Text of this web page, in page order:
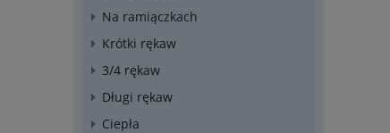
Na ramiączkach
Krótki rękaw
3/4 rękaw
Długi rękaw
Ciepła